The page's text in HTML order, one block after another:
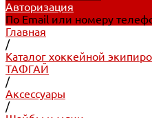
Авторизация
По Email или номеру
Главная
/
Каталог хоккейной
ТАФГАЙ
/
Аксессуары
/